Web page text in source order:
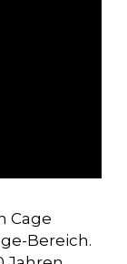
Cage
Bereich.